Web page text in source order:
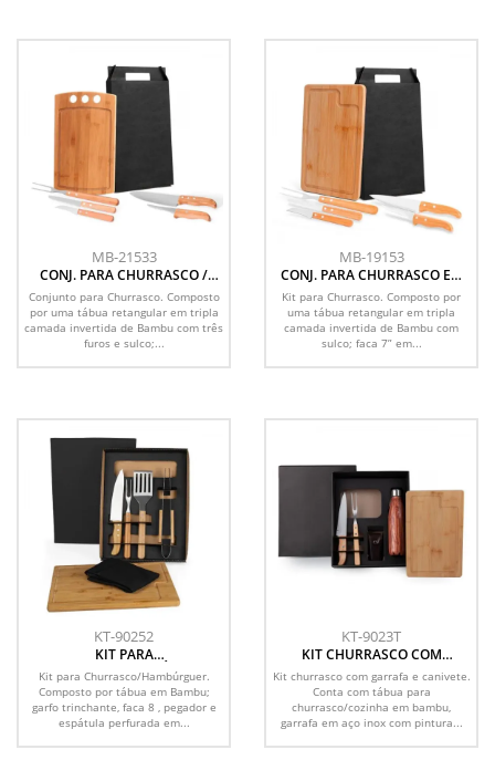
MB-21533
CONJ. PARA CHURRASCO /
COZINHA EM BAMBU /
MADEIRA / INOX CALIFORNIA -
6 PÇS
Conjunto para Churrasco. Composto
por uma tábua retangular em tripla
camada invertida de Bambu com três
furos e sulco;...
MB-19153
CONJ. PARA CHURRASCO EM
BAMBU / MADEIRA / INOX
DALLAS - 6 PÇS
Kit para Churrasco. Composto por
uma tábua retangular em tripla
camada invertida de Bambu com
sulco; faca 7” em...
KT-90252
KIT PARA
CHURRASCO/HAMBÚRGUER
COM PEGADOR E ESPÁTULA - 6
PÇS
Kit para Churrasco/Hambúrguer.
Composto por tábua em Bambu;
garfo trinchante, faca 8 , pegador e
espátula perfurada em...
KT-9023T
KIT CHURRASCO COM
GARRAFA E CANIVETE - 6 PÇS
Kit churrasco com garrafa e canivete.
Conta com tábua para
churrasco/cozinha em bambu,
garrafa em aço inox com pintura...